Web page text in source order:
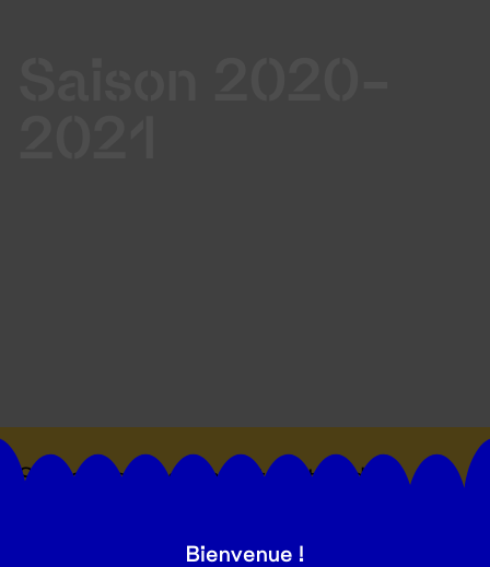
Suivez toutes les actualités du
Bienvenue !